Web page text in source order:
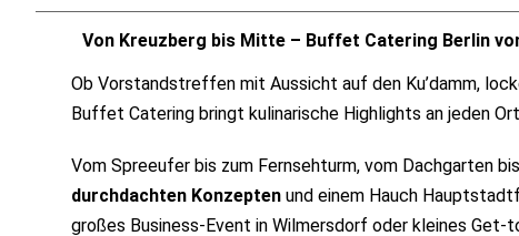
Von Kreuzberg bis Mitte – Buffet Catering Berlin
Ob Vorstandstreffen mit Aussicht auf den Ku’damm,
Buffet Catering bringt kulinarische Highlights an jeden
Vom Spreeufer bis zum Fernsehturm, vom Dachgarten
durchdachten Konzepten und einem Hauch
großes Business-Event in Wilmersdorf oder kleines